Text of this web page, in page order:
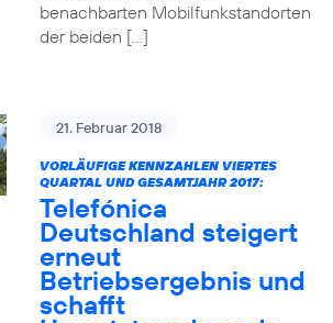
benachbarten Mobilfunkstandorten
der beiden […]
21. Februar 2018
VORLÄUFIGE KENNZAHLEN VIERTES
QUARTAL UND GESAMTJAHR 2017:
Telefónica
Deutschland steigert
erneut
Betriebsergebnis und
schafft